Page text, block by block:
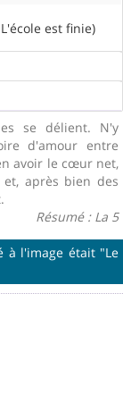
est finie)
se délient. N'y
d'amour entre
avoir le cœur net,
après bien des
Résumé : La 5
à l'image était "Le